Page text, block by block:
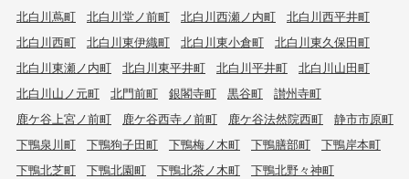
北白川蔦町
北白川堂ノ前町 北白川西瀬ノ内町
北白川西平井町
北白川西町
北白川東伊織町 北白川東小倉町
北白川東久保田町
北白川東瀬ノ内町
北白川東平井町 北白川平井町
北白川山田町
北白川山ノ元町
北門前町 銀閣寺町 黒谷町
讃州寺町
鹿ケ谷上宮ノ前町
鹿ケ谷西寺ノ前町 鹿ケ谷法然院西町
静市市原町
下鴨泉川町
下鴨狗子田町 下鴨梅ノ木町 下鴨膳部町
下鴨岸本町
下鴨北芝町
下鴨北園町 下鴨北茶ノ木町
下鴨北野々神町